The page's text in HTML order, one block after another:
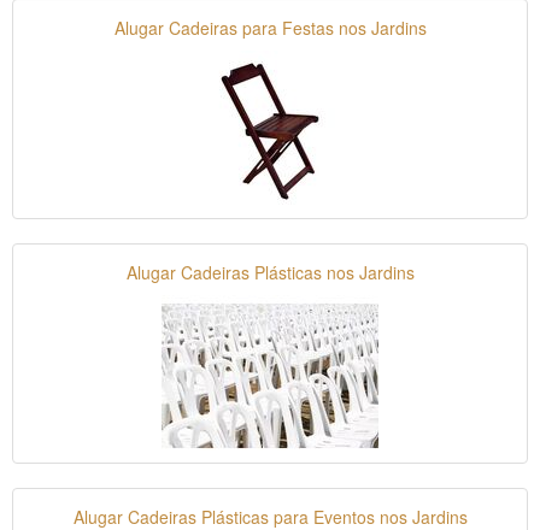
Alugar Cadeiras para Festas nos Jardins
Alugar Cadeiras Plásticas nos Jardins
Alugar Cadeiras Plásticas para Eventos nos Jardins